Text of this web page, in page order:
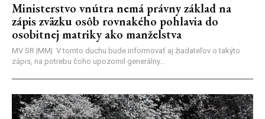
Ministerstvo vnútra nemá právny základ na
zápis zväzku osôb rovnakého pohlavia do
osobitnej matriky ako manželstva
MV SR |MM| V tomto duchu bude informovať aj žiadateľov o takýto
zápis, na potrebu čoho upozornil generálny...